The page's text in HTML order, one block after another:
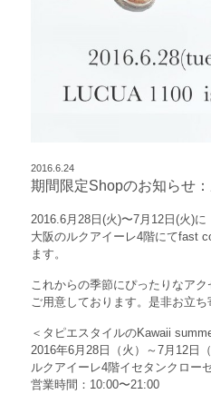
2016.6.24
期間限定Shopのお知らせ
2016.6月28日(火)〜7月12日(火)に
大阪のルクアイーレ4階にてfast
ます。
これからの季節にぴったりなアク
ご用意しております。是非お立ち
＜タピエスタイルのKawaii
2016年6月28日（火）～7月12日（
ルクアイーレ4階イセタンクロー
営業時間：10:00〜21:00